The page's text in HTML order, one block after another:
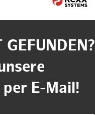
E-Mail!